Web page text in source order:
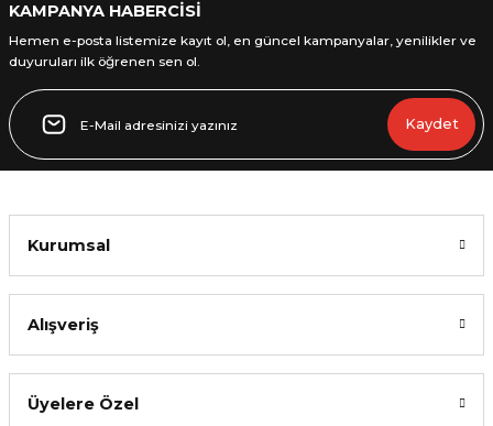
Gönder
KAMPANYA HABERCİSİ
Hemen e-posta listemize kayıt ol, en güncel kampanyalar, yenilikler ve
duyuruları ilk öğrenen sen ol.
Kaydet
Kurumsal
Alışveriş
Üyelere Özel